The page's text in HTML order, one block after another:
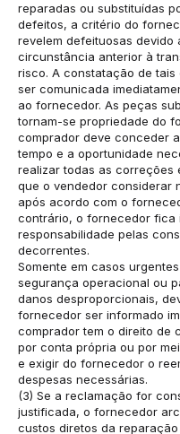
reparadas ou substituídas
defeitos, a critério do
revelem defeituosas devido
circunstância anterior à
risco. A constatação de tais
ser comunicada
ao fornecedor. As peças
tornam-se propriedade do
comprador deve conceder
tempo e a oportunidade
realizar todas as correções
que o vendedor considerar
após acordo com o
contrário, o fornecedor fica
responsabilidade pelas
decorrentes.
Somente em casos
segurança operacional ou
danos desproporcionais,
fornecedor ser informado
comprador tem o direito de
por conta própria ou por
e exigir do fornecedor o
despesas necessárias.
(3) Se a reclamação for
justificada, o fornecedor
custos diretos da